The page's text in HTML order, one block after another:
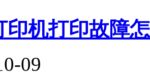
印机打印故障
09